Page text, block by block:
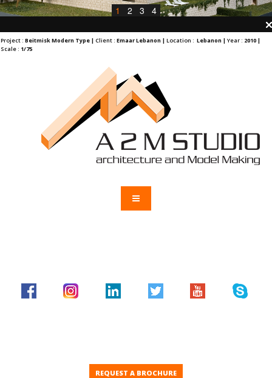
1 2 3 4
Project : Beitmisk Modern Type | Client : Emaar Lebanon | Location : Lebanon | Year : 2010 |
Scale : 1/75
REQUEST A BROCHURE